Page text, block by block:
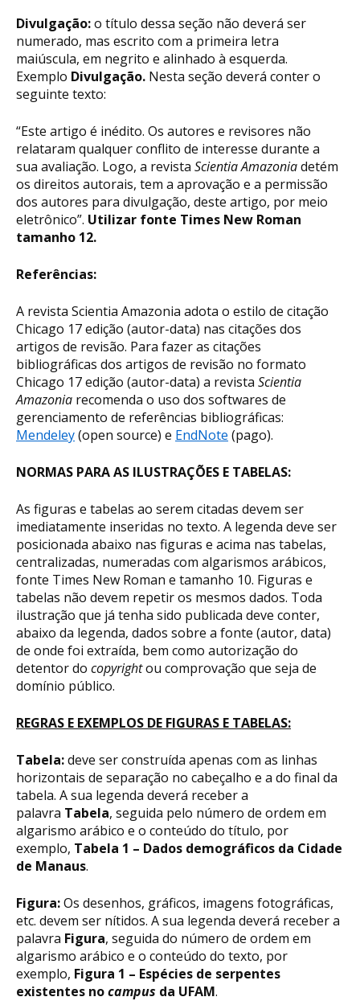
Divulgação:o título dessa seção não deverá ser
numerado, mas escrito com a primeira letra
maiúscula, em negrito e alinhado à esquerda.
Exemplo Divulgação. Nesta seção deverá conter o
seguinte texto:
“Este artigo é inédito. Os autores e revisores não
relataram qualquer conflito de interesse durante a
sua avaliação. Logo, a revista Scientia Amazoniadetém
os direitos autorais, tem a aprovação e a permissão
dos autores para divulgação, deste artigo, por meio
eletrônico”. Utilizar fonte Times New Roman
tamanho 12.
Referências:
A revista Scientia Amazonia adota o estilo de citação
Chicago 17 edição (autor-data) nas citações dos
artigos de revisão. Para fazer as citações
bibliográficas dos artigos de revisão no formato
Chicago 17 edição (autor-data) a revista Scientia
Amazonia recomenda o uso dos softwares de
gerenciamento de referências bibliográficas:
Mendeley(open source) e EndNote (pago).
NORMAS PARA AS ILUSTRAÇÕES E TABELAS:
As figuras e tabelas ao serem citadas devem ser
imediatamente inseridas no texto. A legenda deve ser
posicionada abaixo nas figuras e acima nas tabelas,
centralizadas, numeradas com algarismos arábicos,
fonte Times New Roman e tamanho 10. Figuras e
tabelas não devem repetir os mesmos dados. Toda
ilustração que já tenha sido publicada deve conter,
abaixo da legenda, dados sobre a fonte (autor, data)
de onde foi extraída, bem como autorização do
detentor do copyrightou comprovação que seja de
domínio público.
REGRAS E EXEMPLOS DE FIGURAS E TABELAS:
Tabela:deve ser construída apenas com as linhas
horizontais de separação no cabeçalho e a do final da
tabela. A sua legenda deverá receber a
palavra Tabela, seguida pelo número de ordem em
algarismo arábico e o conteúdo do título, por
exemplo, Tabela 1 – Dados demográficos da Cidade
de Manaus.
Figura:Os desenhos, gráficos, imagens fotográficas,
etc. devem ser nítidos. A sua legenda deverá receber a
palavra Figura, seguida do número de ordem em
algarismo arábico e o conteúdo do texto, por
exemplo, Figura 1 – Espécies de serpentes
existentes nocampus da UFAM.